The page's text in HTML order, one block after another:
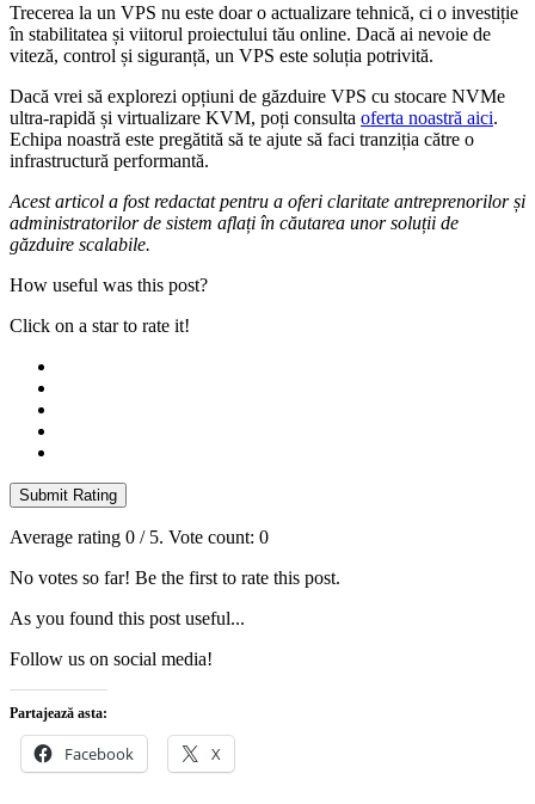
Trecerea la un VPS nu este doar o actualizare tehnică, ci o investiție
în stabilitatea și viitorul proiectului tău online. Dacă ai nevoie de
viteză, control și siguranță, un VPS este soluția potrivită.
Dacă vrei să explorezi opțiuni de găzduire VPS cu stocare NVMe
ultra-rapidă și virtualizare KVM, poți consulta oferta noastră aici.
Echipa noastră este pregătită să te ajute să faci tranziția către o
infrastructură performantă.
Acest articol a fost redactat pentru a oferi claritate antreprenorilor și
administratorilor de sistem aflați în căutarea unor soluții de
găzduire scalabile.
How useful was this post?
Click on a star to rate it!
Submit Rating
Average rating 0 / 5. Vote count: 0
No votes so far! Be the first to rate this post.
As you found this post useful...
Follow us on social media!
Partajează asta:
Facebook X